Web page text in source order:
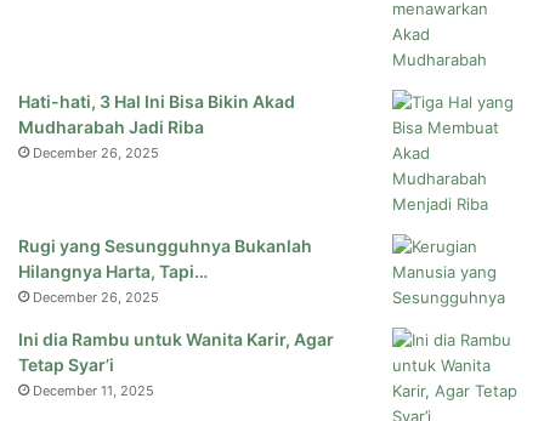
Hati-hati, 3 Hal Ini Bisa Bikin Akad
Mudharabah Jadi Riba
December 26, 2025
Rugi yang Sesungguhnya Bukanlah
Hilangnya Harta, Tapi…
December 26, 2025
Ini dia Rambu untuk Wanita Karir, Agar
Tetap Syar’i
December 11, 2025